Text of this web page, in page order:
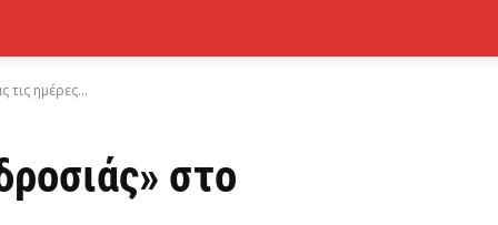
ημέρες...
στο